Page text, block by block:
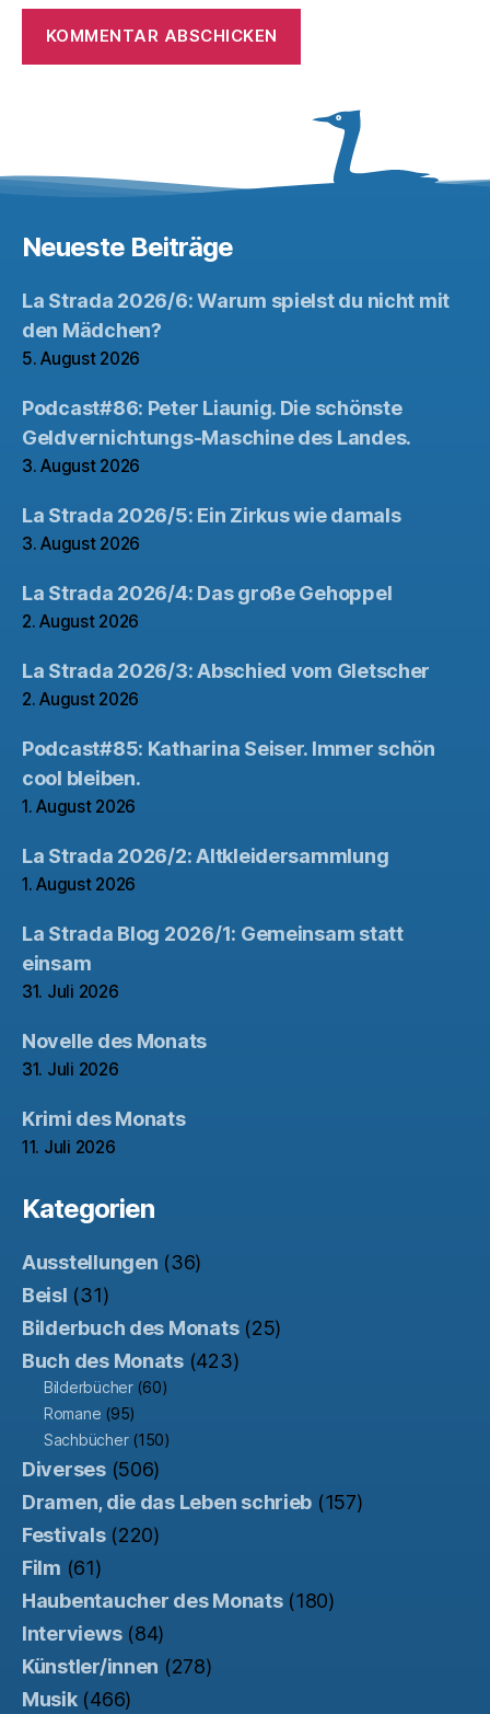
Neueste Beiträge
La Strada 2026/6: Warum spielst du nicht mit
den Mädchen?
5. August 2026
Podcast#86: Peter Liaunig. Die schönste
Geldvernichtungs-Maschine des Landes.
3. August 2026
La Strada 2026/5: Ein Zirkus wie damals
3. August 2026
La Strada 2026/4: Das große Gehoppel
2. August 2026
La Strada 2026/3: Abschied vom Gletscher
2. August 2026
Podcast#85: Katharina Seiser. Immer schön
cool bleiben.
1. August 2026
La Strada 2026/2: Altkleidersammlung
1. August 2026
La Strada Blog 2026/1: Gemeinsam statt
einsam
31. Juli 2026
Novelle des Monats
31. Juli 2026
Krimi des Monats
11. Juli 2026
Kategorien
Ausstellungen (36)
Beisl (31)
Bilderbuch des Monats(25)
Buch des Monats(423)
Bilderbücher(60)
Romane (95)
Sachbücher(150)
Diverses(506)
Dramen, die das Leben schrieb (157)
Festivals(220)
Film (61)
Haubentaucher des Monats(180)
Interviews(84)
Künstler/innen (278)
Musik(466)